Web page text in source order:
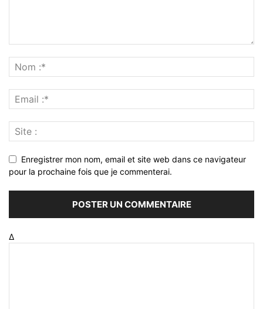
Enregistrer mon nom, email et site web dans ce navigateur
pour la prochaine fois que je commenterai.
Δ